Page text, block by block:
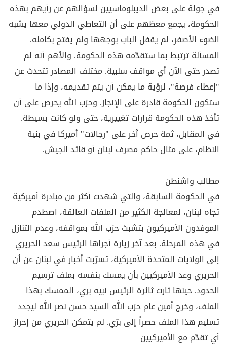
في جولة على بعض الديبلوماسيين لسؤالهم عن رأيهم بهذه
الحكومة، يجمع معظهم على أن التعاطي الدولي معها يشبه
الضوء الأصفر، لم يقفل الباب بوجهها ولم يفتح بكامله.
المسألة ترتبط بما ستقدّمه هذه الحكومة. والأهم أنه لم
تصدر حتى الآن أي مواقف سلبية. مختلف المصادر تتحدث عن
"إعطاء فرصة"، لرؤية ما يمكن أن يتم تقديمه، وإذا ما
ستكون الحكومة قادرة على الإنجاز. وحزب الله يحرص على أن
تأخذ هذه الحكومة قرارات تغييرية، حتى ولو كانت بسيطة.
في المقابل، ثمة حرص آخر على "رجالات" أميركا في بنية
النظام، على مثال حاكم مصرف لبنان أو قائد الجيش.
مطالب واشنطن
في الحكومة السابقة، والتي شهدت أكثر من مبادرة أميركية
تجاه لبنان، لمعالجة الكثير من الملفات العالقة، اصطدم
الموفدون الأميركيون بتشبث حزب الله بمواقفه، وعدم التنازل
في هذه المرحلة. بعد آخر زيارة أجراها الرئيس سعد الحريري
إلى الولايات المتحدة الأميركية، تسرّبت أخبار في لبنان عن أن
الحريري وعد الأميركيين بأن يمسك بنفسه بملف ترسيم
الحدود. حينها ثارت ثائرة الرئيس نبيه بري، الممسك بهذا
الملف، وخرج أمين عام حزب الله السيد حسن نصر الله ليجدد
تسليم هذا الملف حصراً إلى برّي. لم يتمكن الحريري من إحراز
أي تقدّم مع الأميركيين